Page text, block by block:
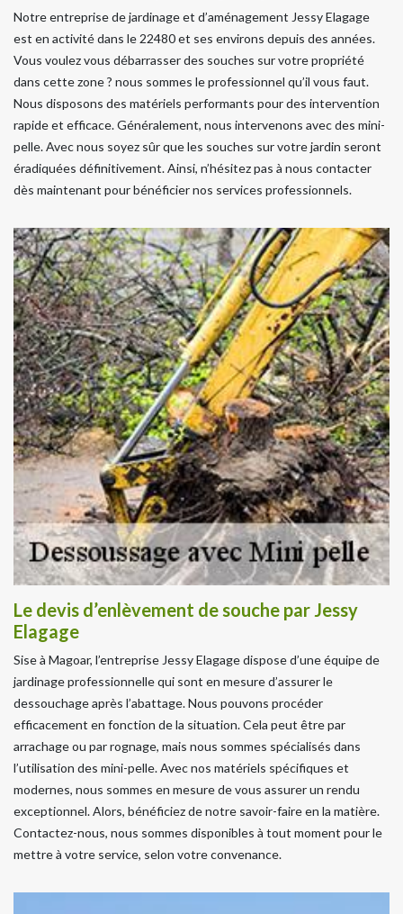
Notre entreprise de jardinage et d’aménagement Jessy Elagage
est en activité dans le 22480 et ses environs depuis des années.
Vous voulez vous débarrasser des souches sur votre propriété
dans cette zone ? nous sommes le professionnel qu’il vous faut.
Nous disposons des matériels performants pour des intervention
rapide et efficace. Généralement, nous intervenons avec des mini-
pelle. Avec nous soyez sûr que les souches sur votre jardin seront
éradiquées définitivement. Ainsi, n’hésitez pas à nous contacter
dès maintenant pour bénéficier nos services professionnels.
Le devis d’enlèvement de souche par Jessy
Elagage
Sise à Magoar, l’entreprise Jessy Elagage dispose d’une équipe de
jardinage professionnelle qui sont en mesure d’assurer le
dessouchage après l’abattage. Nous pouvons procéder
efficacement en fonction de la situation. Cela peut être par
arrachage ou par rognage, mais nous sommes spécialisés dans
l’utilisation des mini-pelle. Avec nos matériels spécifiques et
modernes, nous sommes en mesure de vous assurer un rendu
exceptionnel. Alors, bénéficiez de notre savoir-faire en la matière.
Contactez-nous, nous sommes disponibles à tout moment pour le
mettre à votre service, selon votre convenance.